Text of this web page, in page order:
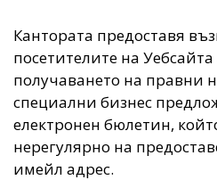
Кантората предоставя
посетителите на
получаването на правни
специални бизнес
електронен бюлетин,
нерегулярно на
имейл адрес.